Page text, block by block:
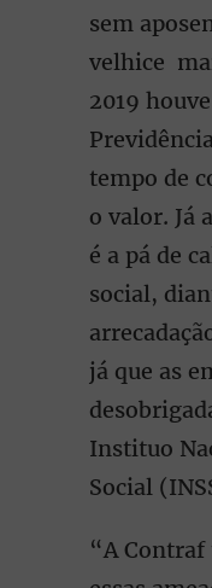
sem
velhice
2019
tempo de
o valor. Já
é a pá de
social,
já que as
Instituo
Social
“A